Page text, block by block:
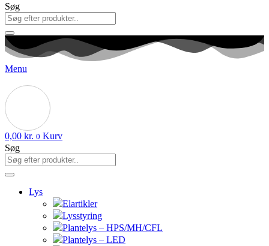
Søg
Menu
0,00 kr. 0 Kurv
Søg
Lys
Elartikler
Lysstyring
Plantelys – HPS/MH/CFL
Plantelys – LED